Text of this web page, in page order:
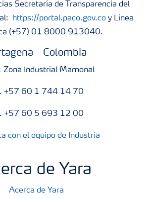
Secretaría de Transparencia del
https://portal.paco.gov.co y Línea
(+57) 01 8000 913040.
- Colombia
Zona Industrial Mamonal
+57 60 1 744 14 70
+57 60 5 693 12 00
con el equipo de Industria
de Yara
Acerca de Yara